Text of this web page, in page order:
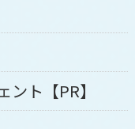
ント【PR】